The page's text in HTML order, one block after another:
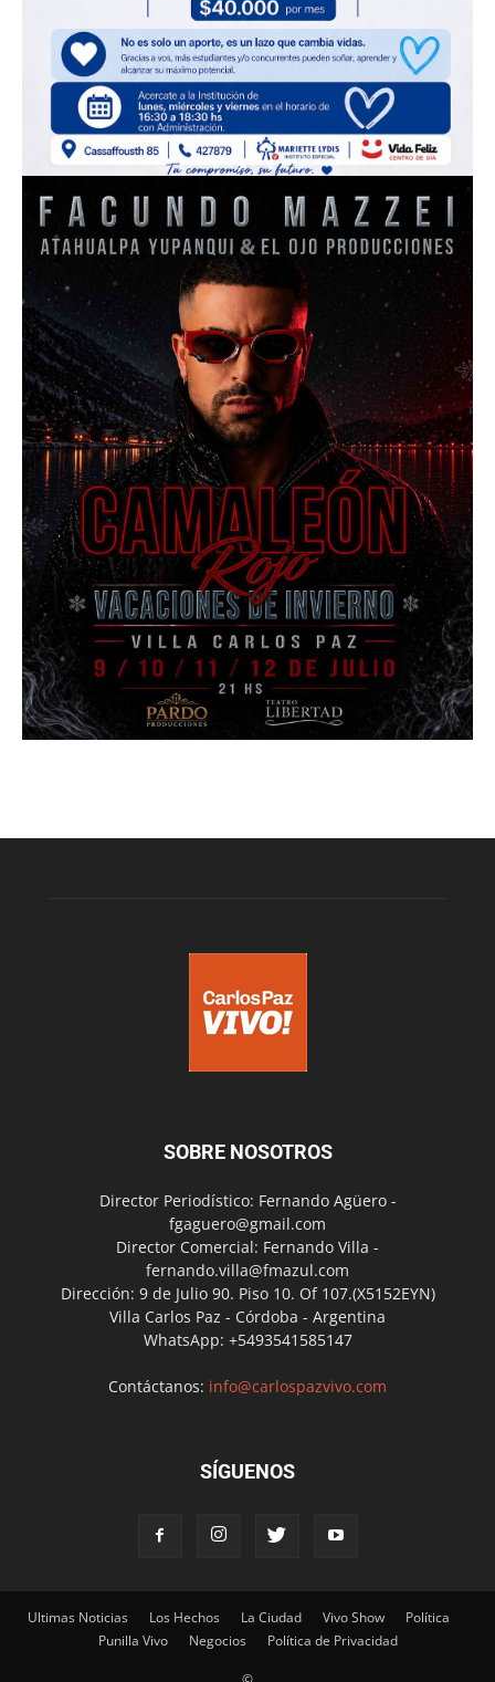
SOBRE NOSOTROS
Director Periodístico: Fernando Agüero -
fgaguero@gmail.com
Director Comercial: Fernando Villa -
fernando.villa@fmazul.com
Dirección: 9 de Julio 90. Piso 10. Of 107.(X5152EYN)
Villa Carlos Paz - Córdoba - Argentina
WhatsApp: +5493541585147
Contáctanos: info@carlospazvivo.com
SÍGUENOS
Ultimas Noticias Los Hechos La Ciudad Vivo Show
Política
Punilla Vivo
Negocios Política de Privacidad